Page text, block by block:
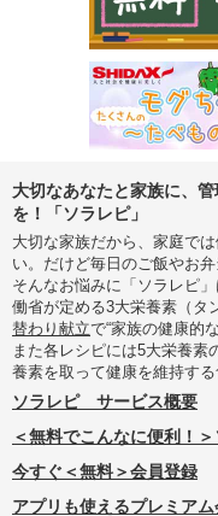
大切なあなたと家族に、
を！「ソラレピ」
大切な家族だから、家庭で
い。だけど毎日のご飯やお
そんなお悩みに「ソラレピ
働省が定める3大栄養素（タ
替わり献立で“家族の健康的
また各レシピには5大栄養素
養素を取って健康を維持す
ソラレピ サービス概要
＜無料でこんなに便利！
今すぐ＜無料＞会員登録
アプリも使えるプレミア